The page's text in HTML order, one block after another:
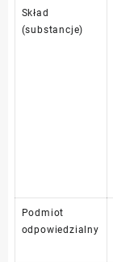
Skład
(substancje)
Podmiot
odpowiedzialny